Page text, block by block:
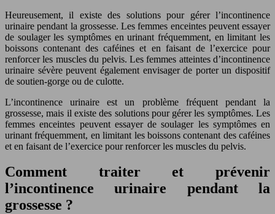
Heureusement, il existe des solutions pour gérer l’incontinence
urinaire pendant la grossesse. Les femmes enceintes peuvent essayer
de soulager les symptômes en urinant fréquemment, en limitant les
boissons contenant des caféines et en faisant de l’exercice pour
renforcer les muscles du pelvis. Les femmes atteintes d’incontinence
urinaire sévère peuvent également envisager de porter un dispositif
de soutien-gorge ou de culotte.
L’incontinence urinaire est un problème fréquent pendant la
grossesse, mais il existe des solutions pour gérer les symptômes. Les
femmes enceintes peuvent essayer de soulager les symptômes en
urinant fréquemment, en limitant les boissons contenant des caféines
et en faisant de l’exercice pour renforcer les muscles du pelvis.
Comment traiter et prévenir
l’incontinence urinaire pendant la
grossesse ?